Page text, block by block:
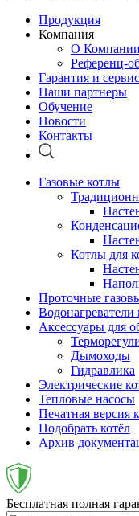
Продукция
Компания
О Компании
Референц-
Гарантия и сервис
Наши партнеры
Обучение
Новости
Контакты
Газовые котлы
Котлы для
Проточные
Водонагреватели
Аксессуары для
Дымоходы
Гидравлика
Электрические
Тепловые насосы
Печатная версия
Подобрать котёл
Архив
Бесплатная полная